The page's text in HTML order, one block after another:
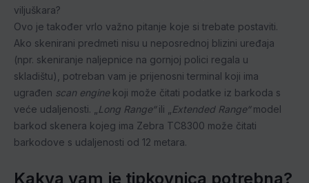
viljuškara?
Ovo je također vrlo važno pitanje koje si trebate postaviti.
Ako skenirani predmeti nisu u neposrednoj blizini uređaja
(npr. skeniranje naljepnice na gornjoj polici regala u
skladištu), potreban vam je prijenosni terminal koji ima
ugrađen scan enginekoji može čitati podatke iz barkoda s
veće udaljenosti. „
Long Range“ili „ Extended Range“model
barkod skenera kojeg ima Zebra TC8300 može čitati
barkodove s udaljenosti od 12 metara.
Kakva vam je tipkovnica potrebna?